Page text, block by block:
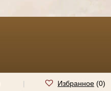
| Избранное (0)